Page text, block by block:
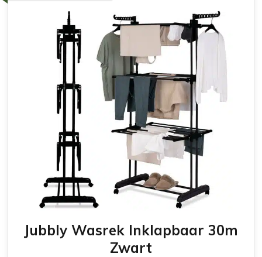
Jubbly Wasrek Inklapbaar 30m
Zwart